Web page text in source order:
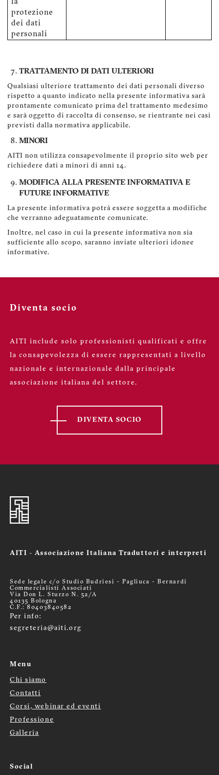
la
protezione
dei dati
personali
TRATTAMENTO DI DATI ULTERIORI
Qualsiasi ulteriore trattamento dei dati personali diverso
rispetto a quanto indicato nella presente informativa sarà
prontamente comunicato prima del trattamento medesimo
e sarà oggetto di raccolta di consenso, se rientrante nei casi
previsti dalla normativa applicabile.
MINORI
AITI non utilizza consapevolmente il proprio sito web per
richiedere dati a minori di anni 14.
MODIFICA ALLA PRESENTE INFORMATIVA E
FUTURE INFORMATIVE
La presente informativa potrà essere soggetta a modifiche
che verranno adeguatamente comunicate.
Inoltre, nel caso in cui la presente informativa non sia
sufficiente allo scopo, saranno inviate ulteriori idonee
informative.
Diventa socio
AITI include solo professionisti qualificati e offre
la consapevolezza di essere rappresentati a livello
nazionale e internazionale dalla principale
associazione italiana del settore.
DIVENTA SOCIO
AITI - Associazione Italiana Traduttori e interpreti
Sede legale c/o Studio Budriesi - Pagliuca - Bernardi
Commercialisti Associati
Via Don L. Sturzo N. 52/A
40135 Bologna
C.F.: 80403840582
Per info:
segreteria@aiti.org
Menu
Menù
footer
Chi siamo
Contatti
Corsi, webinar ed eventi
Professione
Galleria
Social